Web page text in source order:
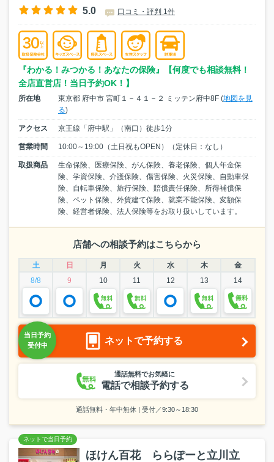
5.0 口コミ・評判 1件
『わかる！みつかる！あなたの保険』【何度でも相談無料！
全店直営店！当日予約OK！】
所在地 東京都 府中市 宮町１－４１－２ ミッテン府中8F (地図を見
る)
アクセス 京王線「府中駅」（南口）徒歩1分
営業時間 10:00～19:00（土日祝もOPEN）（定休日：なし）
取扱商品
生命保険、医療保険、がん保険、養老保険、個人年金保
険、学資保険、介護保険、傷害保険、火災保険、自動車保
険、自転車保険、旅行保険、賠償責任保険、所得補償保
険、ペット保険、外貨建て保険、就業不能保険、変額保
険、経営者保険、法人保険等をお取り扱いしています。
店舗への相談予約はこちらから
土 日 月 火 水 木
金
8/8
9 10 11 12 13 14
ネットで予約する
通話無料でお気軽に
電話で相談予約する
通話無料・年中無休 | 受付／9:30～18:30
ほけん百花 ららぽーと立川立